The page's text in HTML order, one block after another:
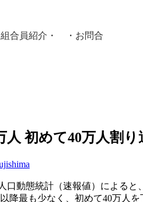
組合員紹介 ・ ・ お問合
人 初めて40万人割り
口動態統計（速報値）による
降最も少なく、初めて40万人